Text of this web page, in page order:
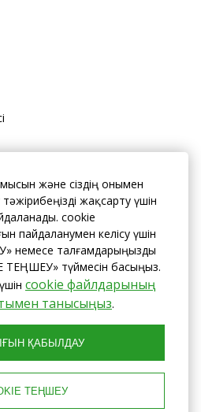
және сіздің онымен
жақсарту үшін
cookie
пайдаланумен келісу үшін
немесе талғамдарыңызды
ТЕҢШЕУ» түймесін басыңыз.
cookie файлдарының
танысыңыз.
ҚАБЫЛДАУ
ТЕҢШЕУ